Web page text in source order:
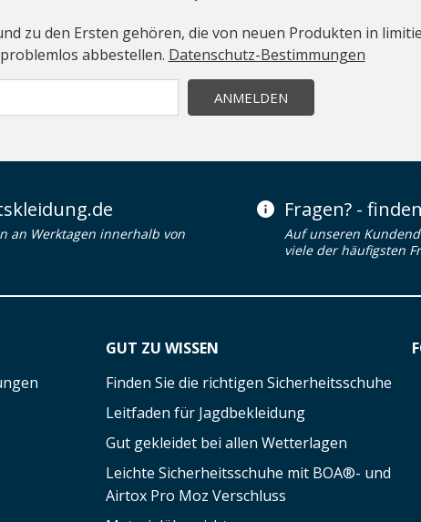
zu den Ersten gehören, die von neuen Produkten in
abbestellen. Datenschutz-Bestimmungen
ANMELDEN
an Werktagen innerhalb von
Fragen? -
Auf unseren
viele der häufigsten
GUT ZU WISSEN
Finden Sie die richtigen Sicherheitsschuhe
Leitfaden für Jagdbekleidung
Gut gekleidet bei allen Wetterlagen
Leichte Sicherheitsschuhe mit BOA®- und
Airtox Pro Moz Verschluss